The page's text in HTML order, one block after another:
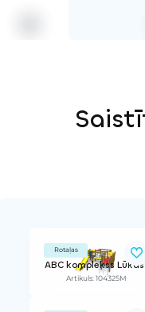
Rotaļas
ABC komplekss
Artikuls: 104325M